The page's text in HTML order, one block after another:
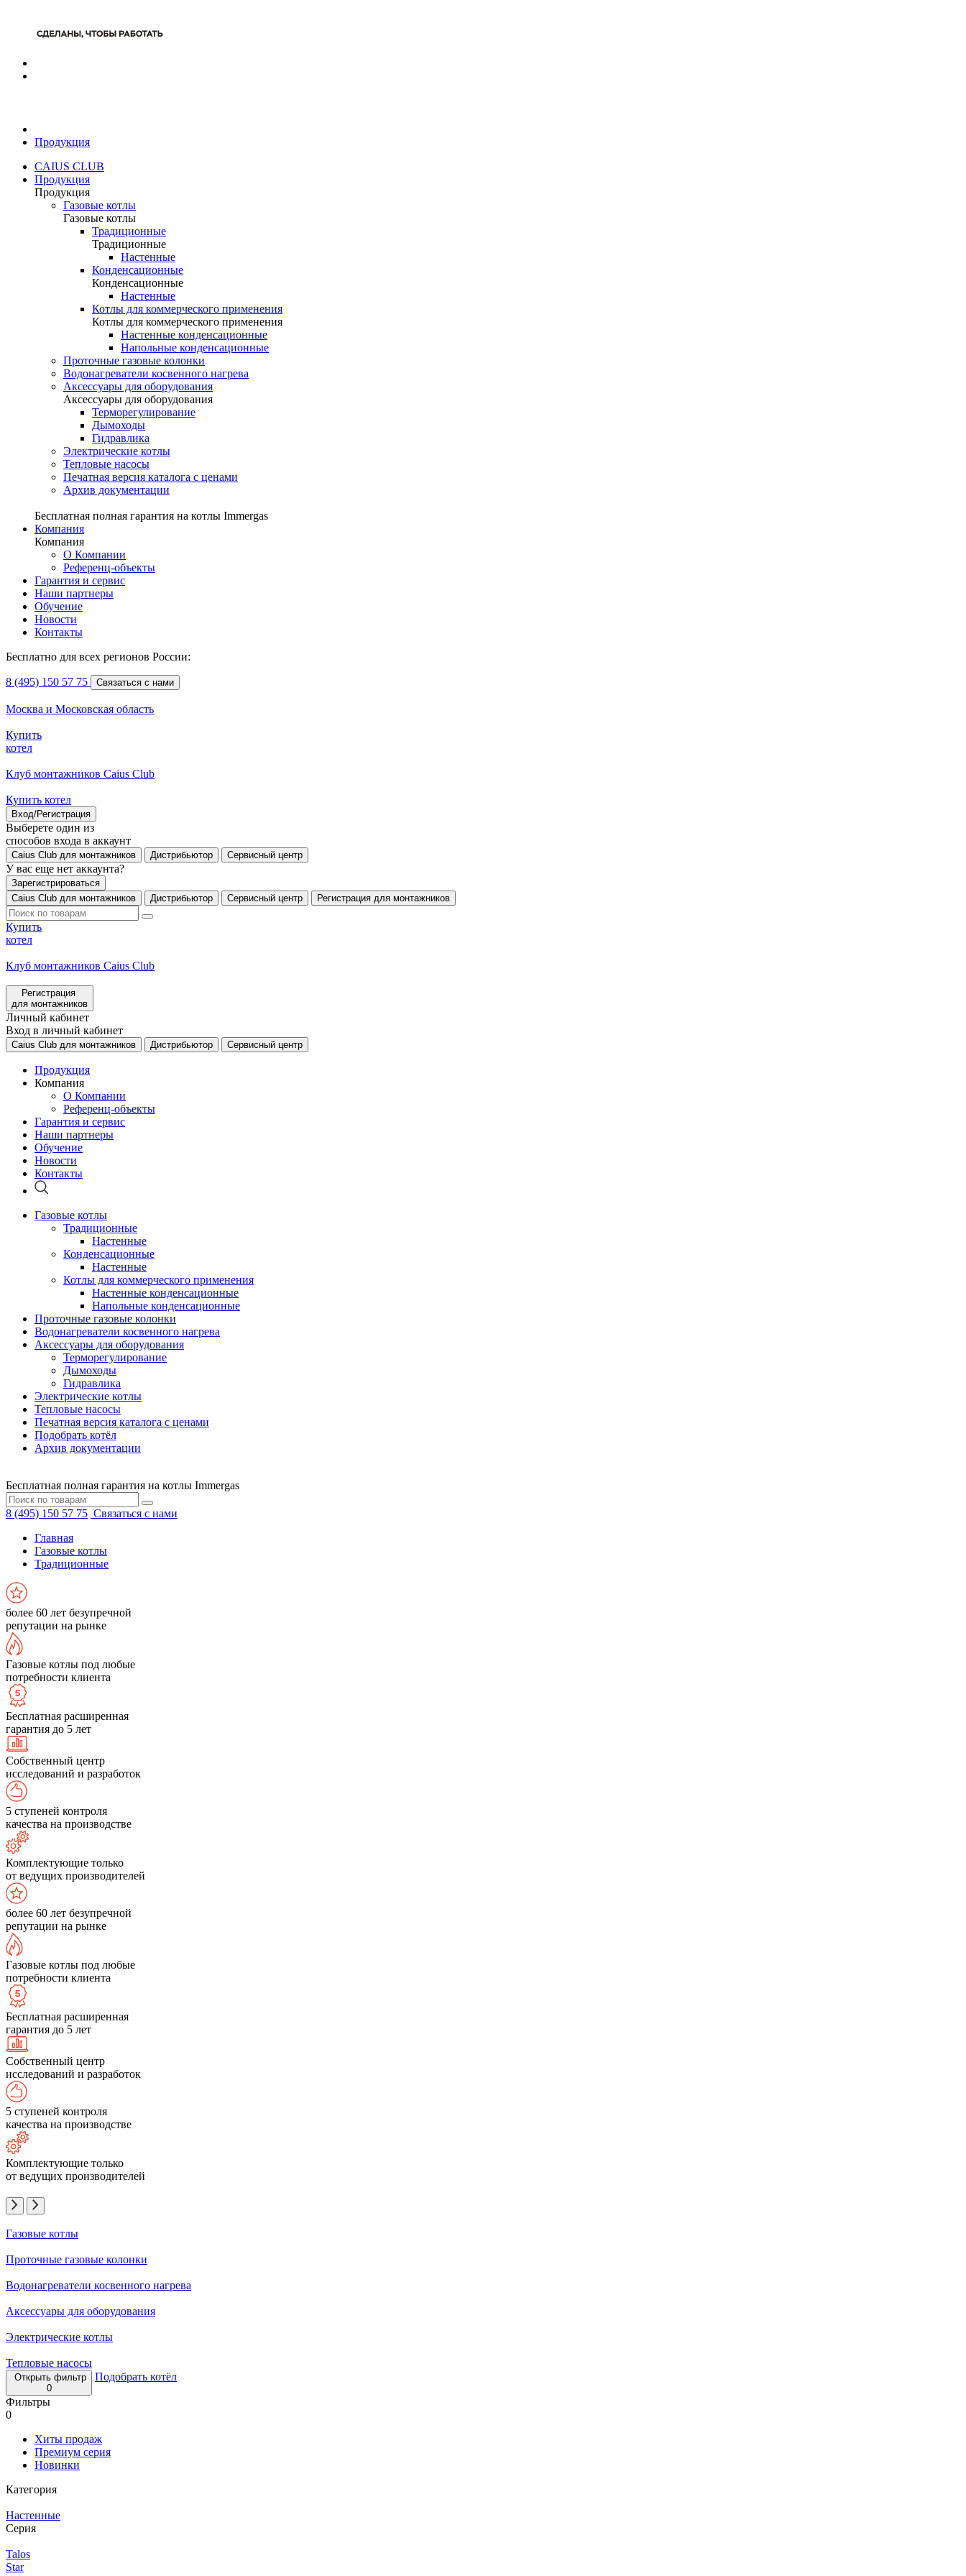
Продукция
CAIUS CLUB
Продукция
Продукция
Газовые котлы
Газовые котлы
Традиционные
Традиционные
Настенные
Конденсационные
Конденсационные
Настенные
Котлы для коммерческого применения
Котлы для коммерческого применения
Настенные конденсационные
Напольные конденсационные
Проточные газовые колонки
Водонагреватели косвенного нагрева
Аксессуары для оборудования
Аксессуары для оборудования
Терморегулирование
Дымоходы
Гидравлика
Электрические котлы
Тепловые насосы
Печатная версия каталога с ценами
Архив документации
Бесплатная полная гарантия на котлы Immergas
Компания
Компания
О Компании
Референц-объекты
Гарантия и сервис
Наши партнеры
Обучение
Новости
Контакты
Бесплатно для всех регионов России:
8 (495) 150 57 75 Связаться с нами
Москва и Московская область
Купить
котел
Клуб монтажников Caius Club
Купить котел
Вход/Регистрация
Выберете один из
способов входа в аккаунт
Caius Club для монтажников Дистрибьютор Сервисный центр
У вас еще нет аккаунта?
Зарегистрироваться
Caius Club для монтажников
Дистрибьютор Сервисный центр Регистрация для монтажников
Купить
котел
Клуб монтажников Caius Club
Регистрация
для монтажников
Личный кабинет
Вход в личный кабинет
Caius Club для монтажников Дистрибьютор Сервисный центр
Продукция
Компания
О Компании
Референц-объекты
Гарантия и сервис
Наши партнеры
Обучение
Новости
Контакты
Газовые котлы
Традиционные
Настенные
Конденсационные
Настенные
Котлы для коммерческого применения
Настенные конденсационные
Напольные конденсационные
Проточные газовые колонки
Водонагреватели косвенного нагрева
Аксессуары для оборудования
Терморегулирование
Дымоходы
Гидравлика
Электрические котлы
Тепловые насосы
Печатная версия каталога с ценами
Подобрать котёл
Архив документации
Бесплатная полная гарантия на котлы Immergas
8 (495) 150 57 75 Связаться с нами
Главная
Газовые котлы
Традиционные
более 60 лет безупречной
репутации на рынке
Газовые котлы под любые
потребности клиента
Бесплатная расширенная
гарантия до 5 лет
Собственный центр
исследований и разработок
5 ступеней контроля
качества на производстве
Комплектующие только
от ведущих производителей
более 60 лет безупречной
репутации на рынке
Газовые котлы под любые
потребности клиента
Бесплатная расширенная
гарантия до 5 лет
Собственный центр
исследований и разработок
5 ступеней контроля
качества на производстве
Комплектующие только
от ведущих производителей
Газовые котлы
Проточные газовые колонки
Водонагреватели косвенного нагрева
Аксессуары для оборудования
Электрические котлы
Тепловые насосы
Открыть фильтр
0
Подобрать котёл
Фильтры
0
Хиты продаж
Премиум серия
Новинки
Категория
Настенные
Серия
Talos
Star